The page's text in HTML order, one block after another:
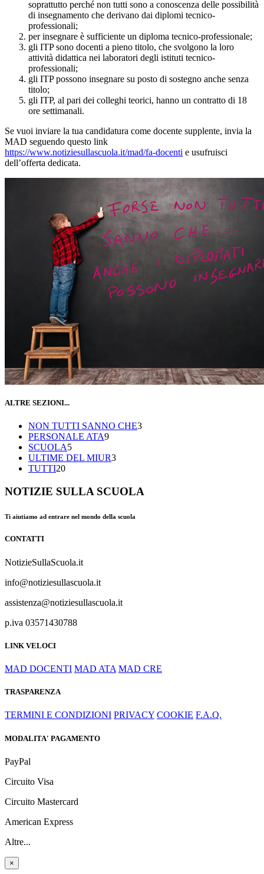
soprattutto perché non tutti sono a conoscenza delle possibilità
di insegnamento che derivano dai diplomi tecnico-
professionali;
per insegnare è sufficiente un diploma tecnico-professionale;
gli ITP sono docenti a pieno titolo, che svolgono la loro
attività didattica nei laboratori degli istituti tecnico-
professionali;
gli ITP possono insegnare su posto di sostegno anche senza
titolo;
gli ITP, al pari dei colleghi teorici, hanno un contratto di 18
ore settimanali.
Se vuoi inviare la tua candidatura come docente supplente, invia la
MAD seguendo questo link
https://www.notiziesullascuola.it/mad/fa-docenti e usufruisci
dell’offerta dedicata.
ALTRE SEZIONI...
NON TUTTI SANNO CHE3
PERSONALE ATA9
SCUOLA5
ULTIME DEL MIUR3
TUTTI20
NOTIZIE SULLA SCUOLA
Ti aiutiamo ad entrare nel mondo della scuola
CONTATTI
NotizieSullaScuola.it
info@notiziesullascuola.it
assistenza@notiziesullascuola.it
p.iva 03571430788
LINK VELOCI
MAD DOCENTI MAD ATA MAD CRE
TRASPARENZA
TERMINI E CONDIZIONI PRIVACY COOKIE F.A.Q.
MODALITA' PAGAMENTO
PayPal
Circuito Visa
Circuito Mastercard
American Express
Altre...
×